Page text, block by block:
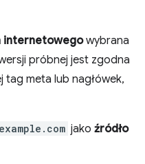
internetowegowybrana
próbnej jest zgodna
tag meta lub nagłówek,
jako źródło